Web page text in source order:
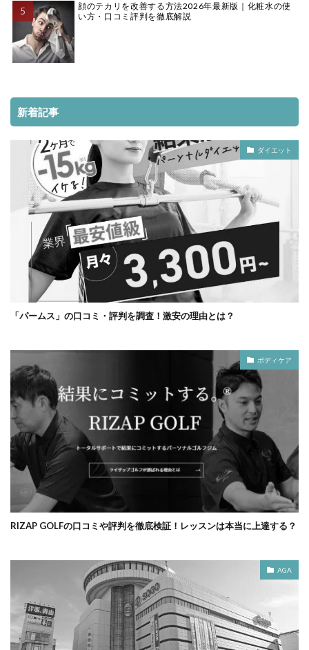
顔のテカリを改善する方法2026年最新版｜化粧水の使
い方・口コミ評判を徹底解説
新着記事
ダイエット
「パームス」の口コミ・評判を調査！激安の理由とは？
ボディケア
RIZAP GOLFの口コミや評判を徹底検証！レッスンは本当に上達する？
AGA